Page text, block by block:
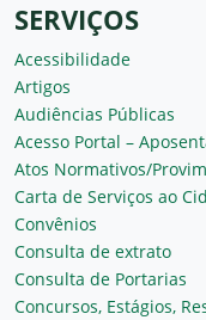
SERVIÇOS
Acessibilidade
Artigos
Audiências Públicas
Acesso Portal –
Atos Normativos/
Carta de Serviços ao
Convênios
Consulta de extrato
Consulta de Portarias
Concursos, Estágios,